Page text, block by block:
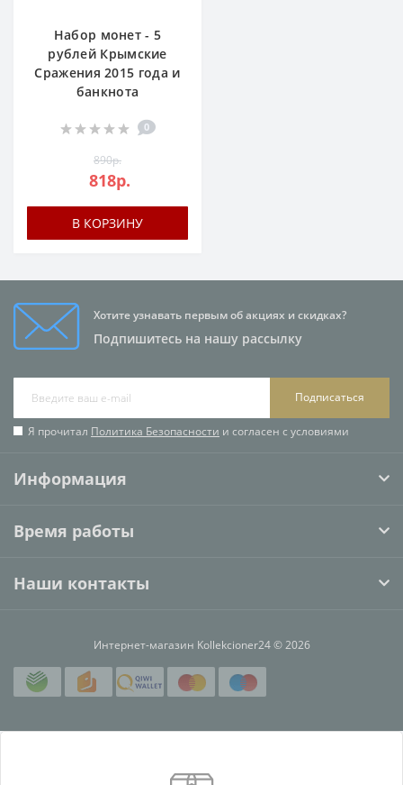
Набор монет - 5
рублей Крымские
Сражения 2015 года и
банкнота
0
890р.
818р.
В КОРЗИНУ
Хотите узнавать первым об акциях и скидках?
Подпишитесь на нашу рассылку
Подписаться
Я прочитал Политика Безопасности и согласен с условиями
Информация
Время работы
Наши контакты
Интернет-магазин Kollekcioner24 © 2026